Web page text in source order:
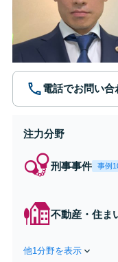
電話でお問い合
注力分野
刑事事件 事例
不動産・住ま
他1分野を表示